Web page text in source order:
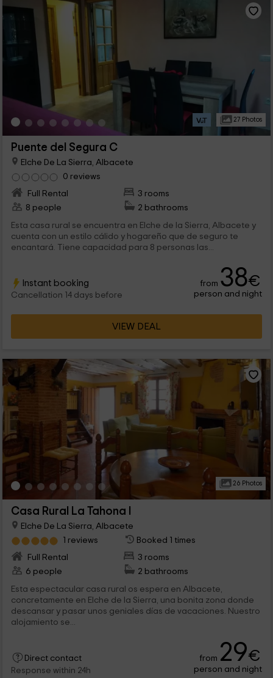
27 Photos
Puente del Segura C
Elche De La Sierra, Albacete
0 reviews
Full Rental
3 rooms
8 people
2 bathrooms
Esta casa rural se encuentra en Elche de la Sierra, Albacete y
cuenta con un estilo cálido y hogareño que de seguro te
encantará. Tiene capacidad para 8 personas las...
Instant booking
Cancellation 14 days before
from 38€
person and night
VIEW DEAL
26 Photos
Casa Rural La Tahona I
Elche De La Sierra, Albacete
1 reviews
Booked 1 times
Full Rental
3 rooms
6 people
2 bathrooms
Esta espectacular casa rural os espera en Albacete,
concretamente en Elche de la Sierra, una bonita zona donde
descansar y pasar unos geniales días de vacaciones. Nuestro
alojamiento se...
Direct contact
Response within 24h
from 29€
person and night